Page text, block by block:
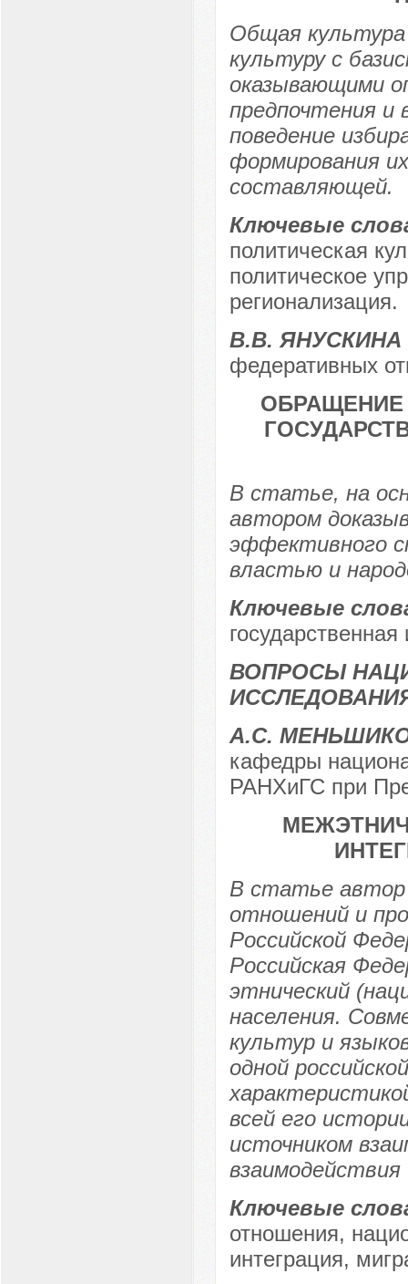
Общая
культуру с
оказывающими
предпочтения и
поведение
формирования
составляющей.
Ключевые
политическая
политическое
регионализация.
В.В. ЯНУСКИНА
федеративных
В статье, на
автором
эффективного
властью и
Ключевые
ВОПРОСЫ
А.С.
кафедры
РАНХиГС при
В статье автор
отношений и
Российской
Российская
этнический
населения.
культур и
одной
всей его
источником
Ключевые
отношения,
интеграция,